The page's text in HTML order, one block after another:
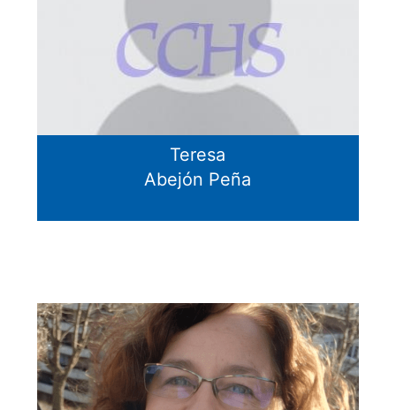
Teresa
Abejón Peña